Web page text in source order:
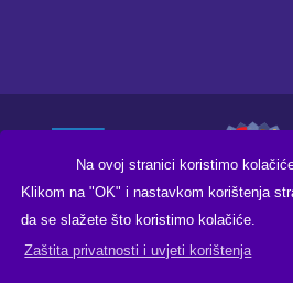
Na ovoj stranici koristimo
Klikom na "OK" i nastavkom korištenja
da se slažete što koristimo kolačiće.
Zaštita privatnosti i uvjeti korištenja
Financirano sredstvima Ministarstva kulture i
Koprivnice i Knjižnice i čitaonice